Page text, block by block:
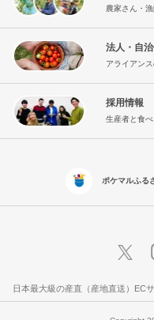
農家さん・
法人・自
アライアン
採用情報
生産者と食
ポケマルふる
日本最大級の産直（産地直送）EC